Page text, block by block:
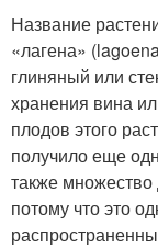
Название
«лагена»
глиняный или
хранения вина
плодов этого
получило еще
также множество
потому что это